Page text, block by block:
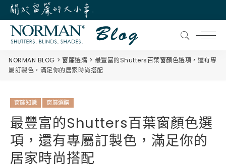
NORMAN BLOG 窗簾選購
最豐富的Shutters百葉窗顏色選項，還有專
屬訂製色，滿足你的居家時尚搭配
窗簾知識 窗簾選購
最豐富的Shutters百葉窗顏色選
項，還有專屬訂製色，滿足你的
居家時尚搭配